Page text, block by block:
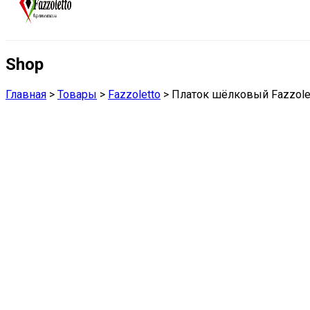
Shop
Главная > Товары > Fazzoletto > Платок шёлковый